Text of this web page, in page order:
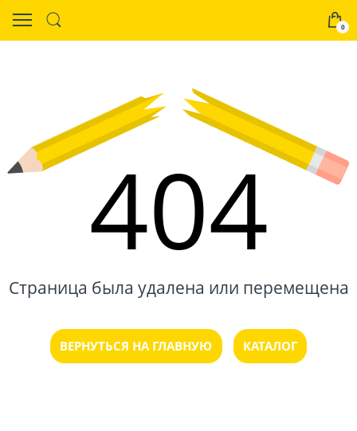
0
404
Страница была удалена или перемещена
ВЕРНУТЬСЯ НА ГЛАВНУЮ КАТАЛОГ